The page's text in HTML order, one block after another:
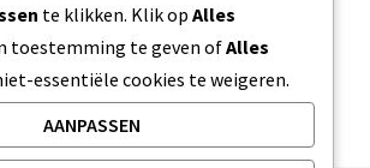
te klikken. Klik op Alles
toestemming te geven ofAlles
essentiële cookies te weigeren.
AANPASSEN